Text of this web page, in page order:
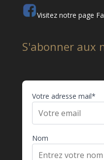
Visitez notre page
S'abonner aux
Votre adresse mail*
Nom